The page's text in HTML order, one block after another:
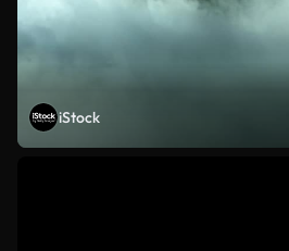
iStock